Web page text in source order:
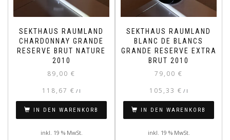
SEKTHAUS RAUMLAND
CHARDONNAY GRANDE
RESERVE BRUT NATURE
2010
89,00 €
118,67 € / l
IN DEN WARENKORB
inkl. 19 % MwSt.
SEKTHAUS RAUMLAND
BLANC DE BLANCS
GRANDE RESERVE EXTRA
BRUT 2010
79,00 €
105,33 € / l
IN DEN WARENKORB
inkl. 19 % MwSt.